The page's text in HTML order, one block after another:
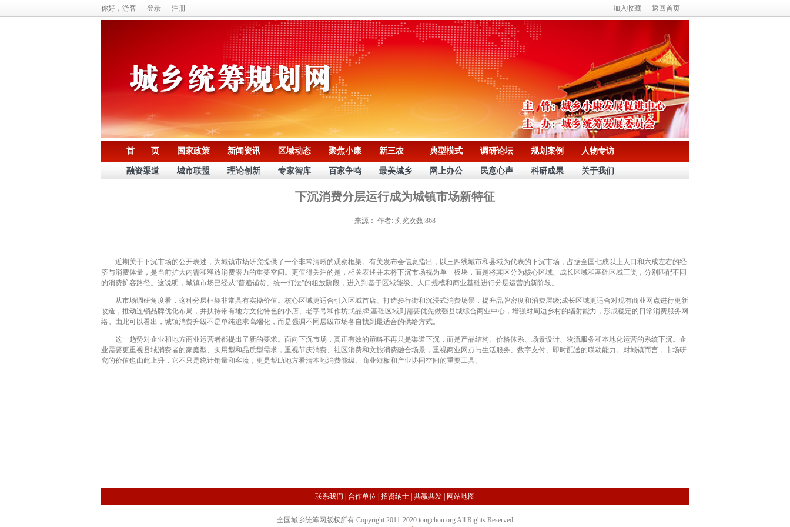
你好，游客 登录 注册 加入收藏 返回首页
首 页 国家政策 新闻资讯 区域动态 聚焦小康 新三农 典型模式 调研论坛 规划案例 人物专访
融资渠道 城市联盟 理论创新 专家智库 百家争鸣 最美城乡 网上办公 民意心声 科研成果 关于我们
下沉消费分层运行成为城镇市场新特征
来源： 作者: 浏览次数:868
近期关于下沉市场的公开表述，为城镇市场研究提供了一个非常清晰的观察框架。有关发布会信息指出，以三四线城市和县域为代表的下沉市场，占据全国七成以上人口和六成左右的经
济与消费体量，是当前扩大内需和释放消费潜力的重要空间。更值得关注的是，相关表述并未将下沉市场视为单一板块，而是将其区分为核心区域、成长区域和基础区域三类，分别匹配不同
的消费扩容路径。这说明，城镇市场已经从“普遍铺货、统一打法”的粗放阶段，进入到基于区域能级、人口规模和商业基础进行分层运营的新阶段。
从市场调研角度看，这种分层框架非常具有实操价值。核心区域更适合引入区域首店、打造步行街和沉浸式消费场景，提升品牌密度和消费层级;成长区域更适合对现有商业网点进行更新
改造，推动连锁品牌优化布局，并扶持带有地方文化特色的小店、老字号和作坊式品牌;基础区域则需要优先做强县城综合商业中心，增强对周边乡村的辐射能力，形成稳定的日常消费服务网
络。由此可以看出，城镇消费升级不是单纯追求高端化，而是强调不同层级市场各自找到最适合的供给方式。
这一趋势对企业和地方商业运营者都提出了新的要求。面向下沉市场，真正有效的策略不再只是渠道下沉，而是产品结构、价格体系、场景设计、物流服务和本地化运营的系统下沉。企
业需要更重视县域消费者的家庭型、实用型和品质型需求，重视节庆消费、社区消费和文旅消费融合场景，重视商业网点与生活服务、数字支付、即时配送的联动能力。对城镇而言，市场研
究的价值也由此上升，它不只是统计销量和客流，更是帮助地方看清本地消费能级、商业短板和产业协同空间的重要工具。
联系我们 合作单位 招贤纳士 共赢共发 网站地图
全国城乡统筹网版权所有 Copyright 2011-2020 tongchou.org All Rights Reserved